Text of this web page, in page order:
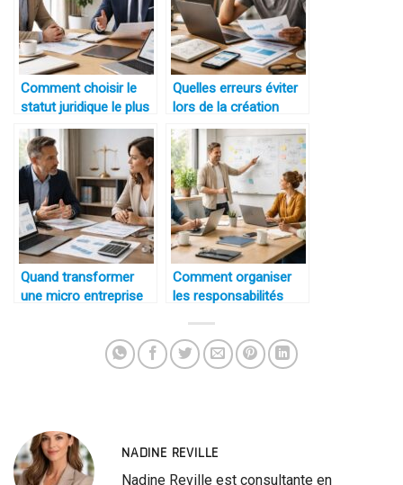
Comment choisir le
statut juridique le plus
adapté à une activité
de service en 2026
Quelles erreurs éviter
lors de la création
d’une société en ligne
Quand transformer
une micro entreprise
Comment organiser
les responsabilités
NADINE REVILLE
Nadine Reville est consultante en